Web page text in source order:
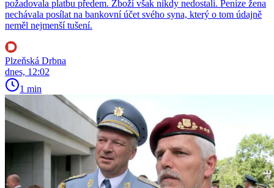
požadovala platbu předem. Zboží však nikdy nedostali. Peníze žena
nechávala posílat na bankovní účet svého syna, který o tom údajně
neměl nejmenší tušení.
Plzeňská Drbna
dnes, 12:02
1 min